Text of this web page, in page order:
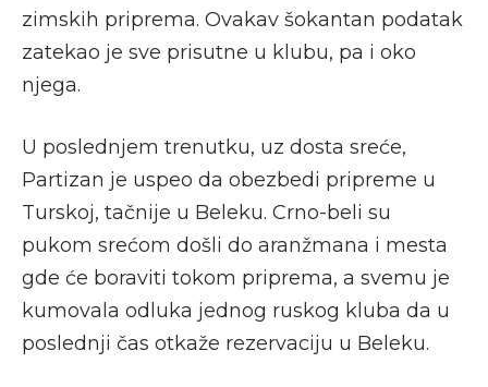
zimskih priprema. Ovakav šokantan podatak
zatekao je sve prisutne u klubu, pa i oko
njega.
U poslednjem trenutku, uz dosta sreće,
Partizan je uspeo da obezbedi pripreme u
Turskoj, tačnije u Beleku. Crno-beli su
pukom srećom došli do aranžmana i mesta
gde će boraviti tokom priprema, a svemu je
kumovala odluka jednog ruskog kluba da u
poslednji čas otkaže rezervaciju u Beleku.